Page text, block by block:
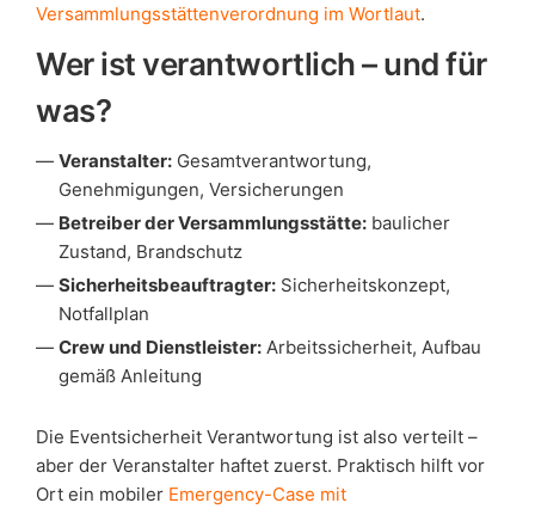
Versammlungsstättenverordnung im Wortlaut.
Wer ist verantwortlich – und für
was?
Veranstalter: Gesamtverantwortung,
Genehmigungen, Versicherungen
Betreiber der Versammlungsstätte: baulicher
Zustand, Brandschutz
Sicherheitsbeauftragter: Sicherheitskonzept,
Notfallplan
Crew und Dienstleister: Arbeitssicherheit, Aufbau
gemäß Anleitung
Die Eventsicherheit Verantwortung ist also verteilt –
aber der Veranstalter haftet zuerst. Praktisch hilft vor
Ort ein mobiler Emergency-Case mit